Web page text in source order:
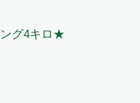
グ4キロ★